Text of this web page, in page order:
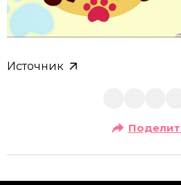
Источник